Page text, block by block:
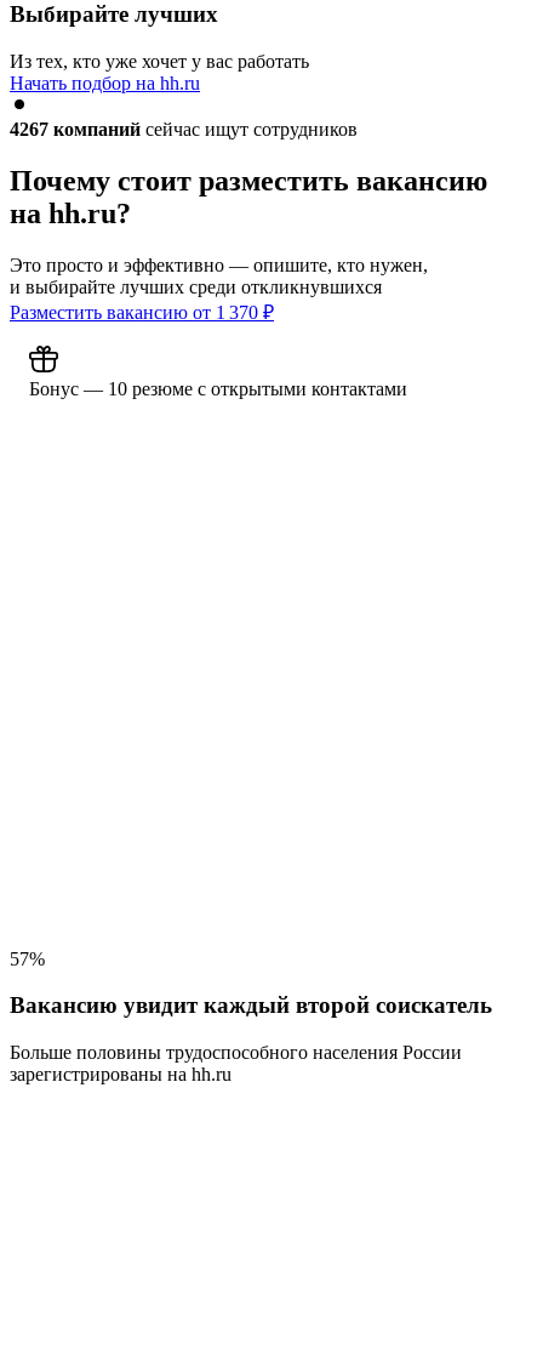
Выбирайте лучших
Из тех, кто уже хочет у вас работать
Начать подбор на hh.ru
4267 компаний сейчас ищут сотрудников
Почему стоит разместить вакансию
на hh.ru?
Это просто и эффективно — опишите, кто нужен,
и выбирайте лучших среди откликнувшихся
Разместить вакансию от 1 370 ₽
Бонус — 10 резюме с открытыми контактами
57%
Вакансию увидит каждый второй соискатель
Больше половины трудоспособного населения России
зарегистрированы на hh.ru